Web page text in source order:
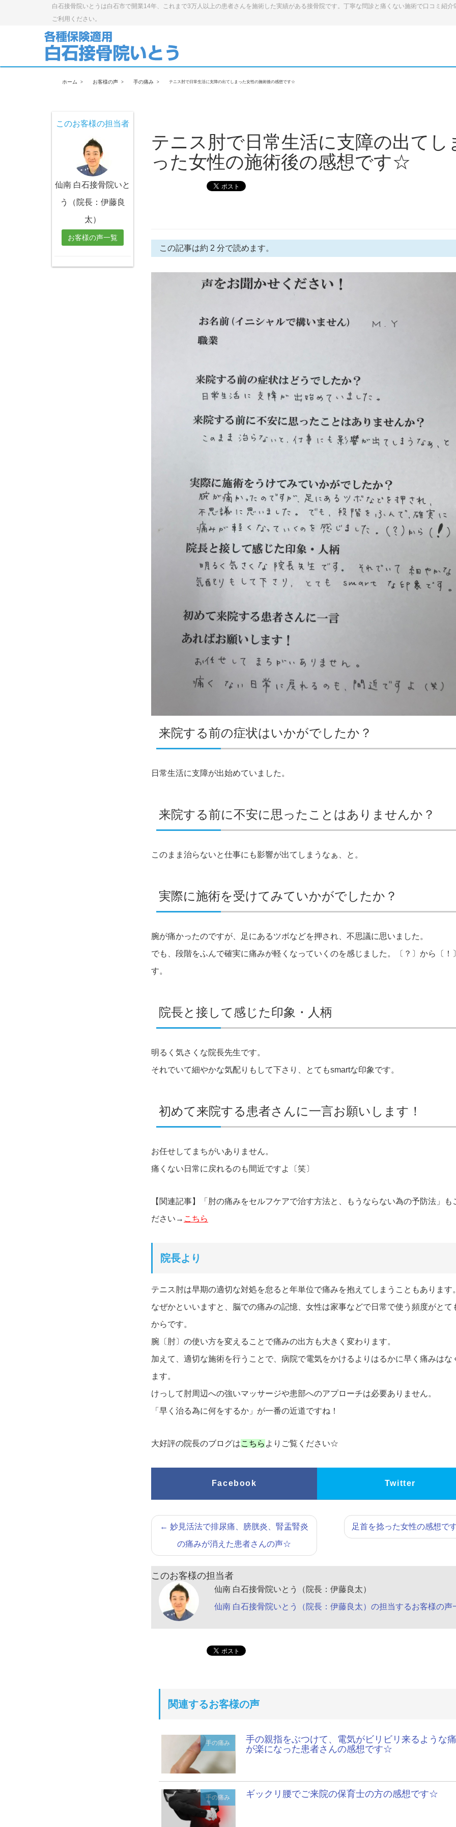
白石接骨院いとうは白石市で開業14年、これまで3万人以上の患者さんを施術した実績がある接骨院です。丁寧な問診と痛くない施術で口コミ紹
ご利用ください。
ホーム お客様の声 手の痛み テニス肘で日常生活に支障の出てしまった女性の施術後の感想です☆
テニス肘で日常生活に支障の出てし
った女性の施術後の感想です☆
この記事は約 2 分で読めます。
来院する前の症状はいかがでしたか？
日常生活に支障が出始めていました。
来院する前に不安に思ったことはありませんか？
このまま治らないと仕事にも影響が出てしまうなぁ、と。
実際に施術を受けてみていかがでしたか？
腕が痛かったのですが、足にあるツボなどを押され、不思議に思いました。
でも、段階をふんで確実に痛みが軽くなっていくのを感じました。〔？〕から〔！
す。
院長と接して感じた印象・人柄
明るく気さくな院長先生です。
それでいて細やかな気配りもして下さり、とてもsmartな印象です。
初めて来院する患者さんに一言お願いします！
お任せしてまちがいありません。
痛くない日常に戻れるのも間近ですよ〔笑〕
【関連記事】「肘の痛みをセルフケアで治す方法と、もうならない為の予防法」も
ださい→ こちら
院長より
テニス肘は早期の適切な対処を怠ると年単位で痛みを抱えてしまうこともあります
なぜかといいますと、脳での痛みの記憶、女性は家事などで日常で使う頻度がとて
からです。
腕〔肘〕の使い方を変えることで痛みの出方も大きく変わります。
加えて、適切な施術を行うことで、病院で電気をかけるよりはるかに早く痛みはな
ます。
けっして肘周辺への強いマッサージや患部へのアプローチは必要ありません。
「早く治る為に何をするか」が一番の近道ですね！
大好評の院長のブログはこちら よりご覧ください☆
Facebook Twitter
← 妙見活法で排尿痛、膀胱炎、腎盂腎炎
の痛みが消えた患者さんの声☆
足首を捻った女性の感想で
このお客様の担当者
仙南 白石接骨院いとう（院長：伊藤良太）
仙南 白石接骨院いとう（院長：伊藤良太）の担当するお客様の声
関連するお客様の声
手の痛み
手の親指をぶつけて、電気がビリビリ来るような
が楽になった患者さんの感想です☆
手の痛み ギックリ腰でご来院の保育士の方の感想です☆
このお客様の担当者
仙南 白石接骨院いと
う（院長：伊藤良
太）
お客様の声一覧